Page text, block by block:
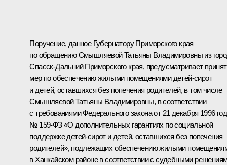
Поручение, данное Губернатору Приморского края
по обращению Смышляевой Татьяны Владимировны из
Спасск-Дальний Приморского края, предусматривает
мер по обеспечению жилыми помещениями детей-сирот
и детей, оставшихся без попечения родителей, в том числе
Смышляевой Татьяны Владимировны, в соответствии
с требованиями Федерального закона от 21 декабря 1996
№ 159-ФЗ «О дополнительных гарантиях по социальной
поддержке детей-сирот и детей, оставшихся без попечения
родителей», подлежащих обеспечению жилыми
в Ханкайском районе в соответствии с судебными